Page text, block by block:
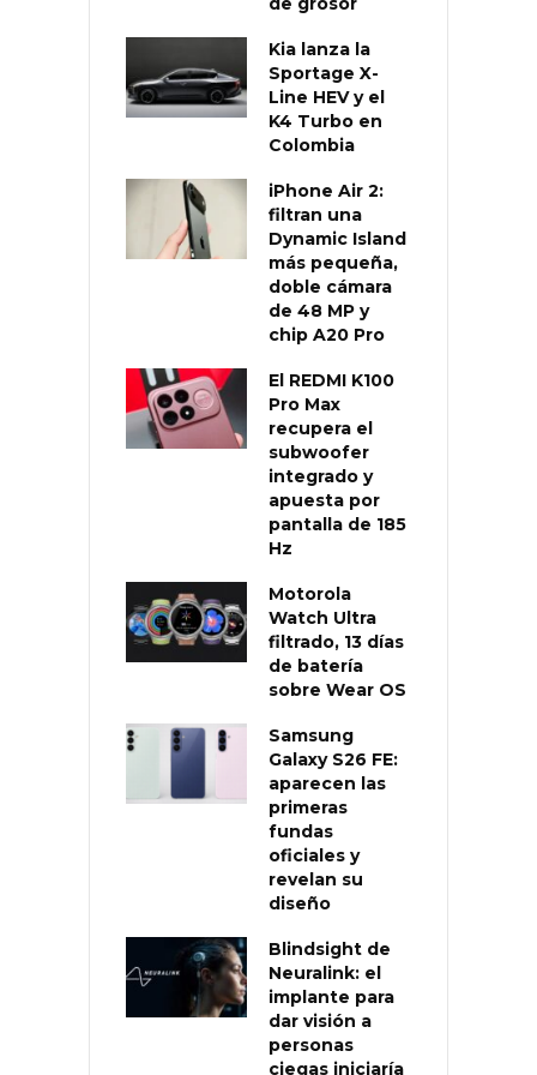
Kia lanza la
Sportage X-
Line HEV y el
K4 Turbo en
Colombia
iPhone Air 2:
filtran una
Dynamic Island
más pequeña,
doble cámara
de 48 MP y
chip A20 Pro
El REDMI K100
Pro Max
recupera el
subwoofer
integrado y
apuesta por
pantalla de 185
Hz
Motorola
Watch Ultra
filtrado, 13 días
de batería
sobre Wear OS
Samsung
Galaxy S26 FE:
aparecen las
primeras
fundas
oficiales y
revelan su
diseño
Blindsight de
Neuralink: el
implante para
dar visión a
personas
ciegas iniciaría